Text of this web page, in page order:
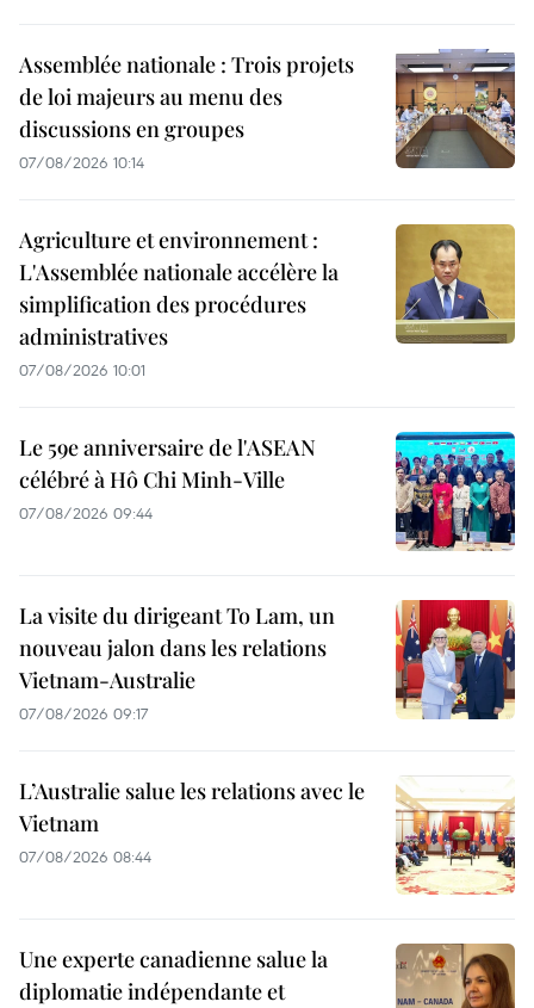
Assemblée nationale : Trois projets
de loi majeurs au menu des
discussions en groupes
07/08/2026 10:14
Agriculture et environnement :
L'Assemblée nationale accélère la
simplification des procédures
administratives
07/08/2026 10:01
Le 59e anniversaire de l'ASEAN
célébré à Hô Chi Minh-Ville
07/08/2026 09:44
La visite du dirigeant To Lam, un
nouveau jalon dans les relations
Vietnam-Australie
07/08/2026 09:17
L’Australie salue les relations avec le
Vietnam
07/08/2026 08:44
Une experte canadienne salue la
diplomatie indépendante et